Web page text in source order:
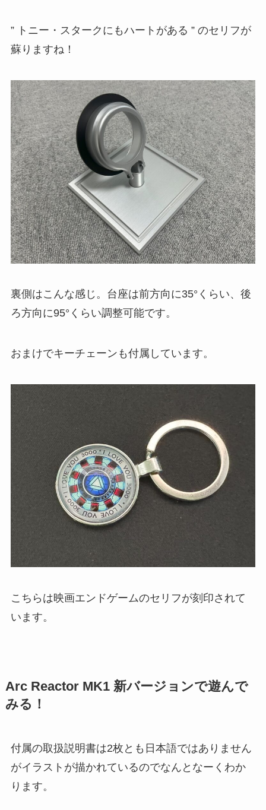
” トニー・スタークにもハートがある ” のセリフが
蘇りますね！
裏側はこんな感じ。台座は前方向に35°くらい、後
ろ方向に95°くらい調整可能です。
おまけでキーチェーンも付属しています。
こちらは映画エンドゲームのセリフが刻印されて
います。
Arc Reactor MK1 新バージョンで遊んで
みる！
付属の取扱説明書は2枚とも日本語ではありません
がイラストが描かれているのでなんとなーくわか
ります。